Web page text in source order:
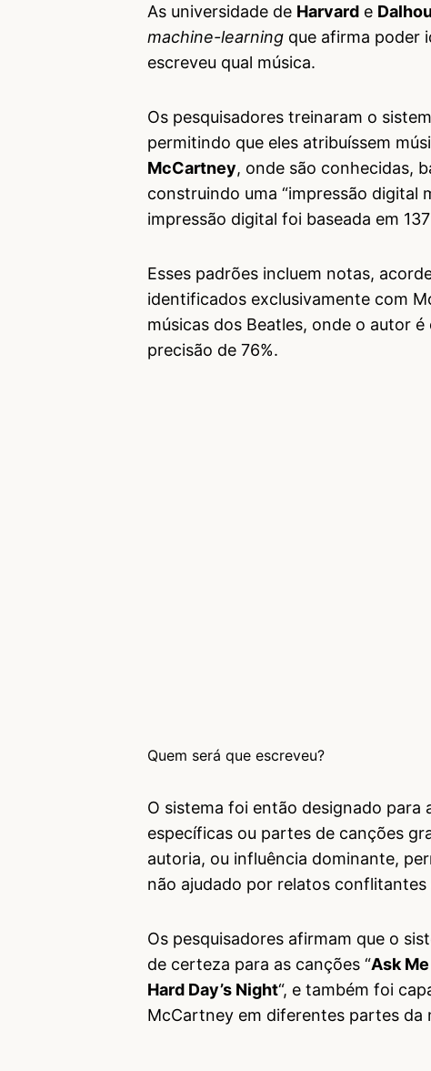
As universidade de Harvard e
machine-learning que afirma poder
escreveu qual música.
Os pesquisadores treinaram o
permitindo que eles atribuíssem
McCartney, onde são conhecidas,
construindo uma “impressão digital
impressão digital foi baseada em
Esses padrões incluem notas,
identificados exclusivamente com
músicas dos Beatles, onde o autor
precisão de 76%.
Quem será que escreveu?
O sistema foi então designado
específicas ou partes de canções
autoria, ou influência dominante,
não ajudado por relatos
Os pesquisadores afirmam que o
de certeza para as canções “Ask
Hard Day’s Night“, e também foi
McCartney em diferentes partes da